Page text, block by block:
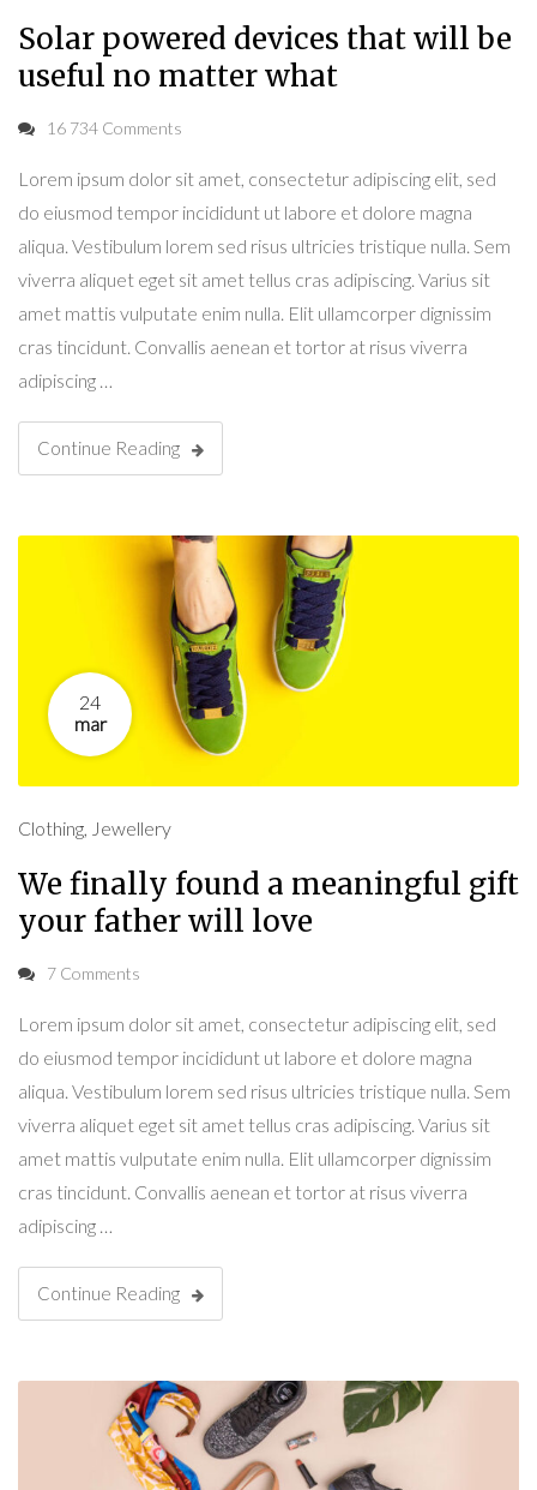
Solar powered devices that will be
useful no matter what
16 734 Comments
Lorem ipsum dolor sit amet, consectetur adipiscing elit, sed
do eiusmod tempor incididunt ut labore et dolore magna
aliqua. Vestibulum lorem sed risus ultricies tristique nulla. Sem
viverra aliquet eget sit amet tellus cras adipiscing. Varius sit
amet mattis vulputate enim nulla. Elit ullamcorper dignissim
cras tincidunt. Convallis aenean et tortor at risus viverra
adipiscing …
Continue Reading
24
mar
Clothing, Jewellery
We finally found a meaningful gift
your father will love
7 Comments
Lorem ipsum dolor sit amet, consectetur adipiscing elit, sed
do eiusmod tempor incididunt ut labore et dolore magna
aliqua. Vestibulum lorem sed risus ultricies tristique nulla. Sem
viverra aliquet eget sit amet tellus cras adipiscing. Varius sit
amet mattis vulputate enim nulla. Elit ullamcorper dignissim
cras tincidunt. Convallis aenean et tortor at risus viverra
adipiscing …
Continue Reading